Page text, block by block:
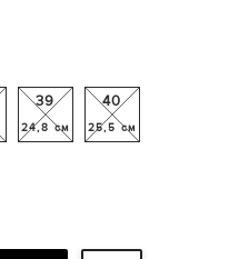
39
24,8 см
40
25,5 см